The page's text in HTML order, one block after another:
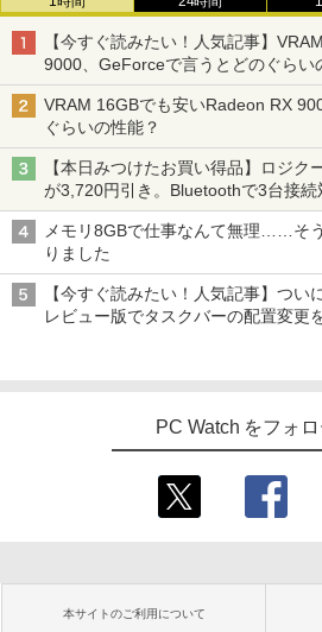
【今すぐ読みたい！人気記事】
9000、GeForceで言うとどのぐらい
VRAM 16GBでも安いRadeon RX
ぐらいの性能？
【本日みつけたお買い得品】ロジク
が3,720円引き。Bluetoothで3台接続
メモリ8GBで仕事なんて無理……そ
りました
【今すぐ読みたい！人気記事】つ
レビュー版でタスクバーの配置変更
PC Watch をフォ
本サイトのご利用について